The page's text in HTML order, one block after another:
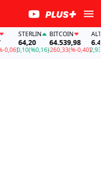
STERLIN
64,20
0,10(%0,16)
BITCOIN
64.539,98
-260,33(%-0,40)
ALTIN
2,93